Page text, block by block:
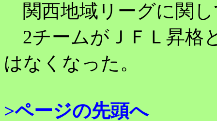
関西地域リーグに関
2チームがＪＦＬ昇格
はなくなった。
>ページの先頭へ